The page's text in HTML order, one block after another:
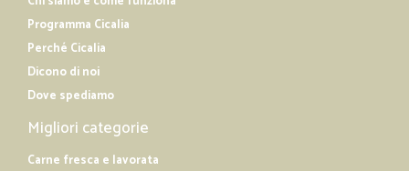
Programma Cicalia
Perché Cicalia
Dicono di noi
Dove spediamo
Migliori categorie
Carne fresca e lavorata